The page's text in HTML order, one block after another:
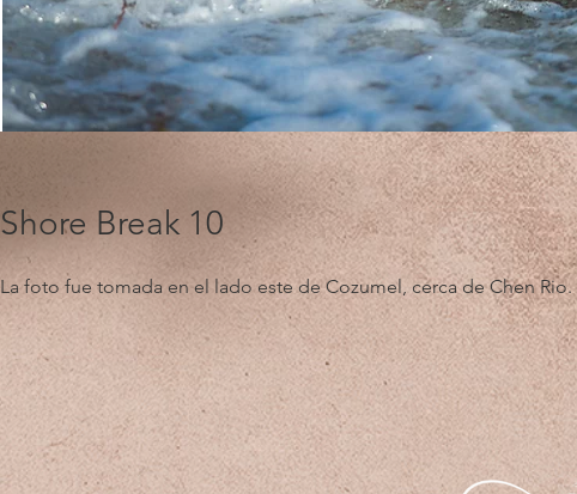
Shore Break 10
La foto fue tomada en el lado este de Cozumel, cerca de Chen Rio.